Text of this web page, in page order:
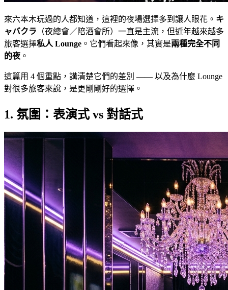
來六本木玩過的人都知道，這裡的夜場選擇多到讓人眼花。 キ
ャバクラ （夜總會／陪酒會所）一直是主流，但近年越來越多
旅客選擇私人 Lounge 。它們看起來像，其實是兩種完全不同
的夜 。
這篇用 4 個重點，講清楚它們的差別 —— 以及為什麼 Lounge
對很多旅客來說，是更剛剛好的選擇。
1. 氛圍：表演式 vs 對話式